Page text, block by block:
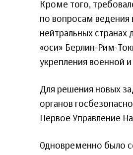
Кроме того,
по вопросам ведения
нейтральных странах
«оси» Берлин-Рим-
укрепления военной
Для решения новых
органов
Первое Управление
Одновременно было